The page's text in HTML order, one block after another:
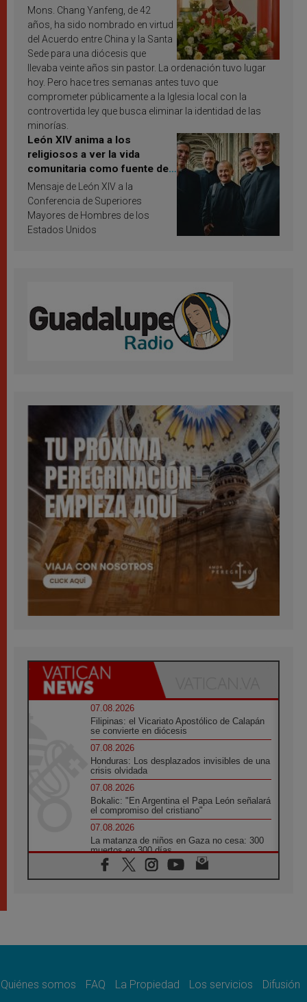
Mons. Chang Yanfeng, de 42
años, ha sido nombrado en virtud
del Acuerdo entre China y la Santa
Sede para una diócesis que
llevaba veinte años sin pastor. La ordenación tuvo lugar
hoy. Pero hace tres semanas antes tuvo que
comprometer públicamente a la Iglesia local con la
controvertida ley que busca eliminar la identidad de las
minorías.
León XIV anima a los
religiosos a ver la vida
comunitaria como fuente de
inspiración y santificación
Mensaje de León XIV a la
Conferencia de Superiores
Mayores de Hombres de los
Estados Unidos
07.08.2026
Filipinas: el Vicariato Apostólico de Calapán
se convierte en diócesis
07.08.2026
Honduras: Los desplazados invisibles de una
crisis olvidada
07.08.2026
Bokalic: "En Argentina el Papa León señalará
el compromiso del cristiano"
07.08.2026
La matanza de niños en Gaza no cesa: 300
muertos en 300 días
07.08.2026
Tagle: La guerra desfigura el mundo, solo la
como misión al servicio del Evangelio
Quiénes somos FAQ La Propiedad Los servicios Difusión